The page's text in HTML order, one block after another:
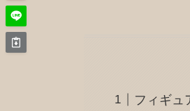
フィギュ